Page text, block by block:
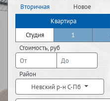
Вторичная
недвижимость
Новое
строительство
Квартира
Студия
1
Стоимость, руб
Район
Невский р-н С-Пб